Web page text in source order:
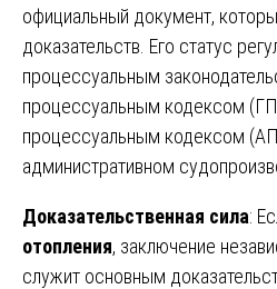
официальный документ,
доказательств. Его статус
процессуальным
процессуальным кодексом
процессуальным кодексом
административном
Доказательственная сила:
отопления, заключение
служит основным